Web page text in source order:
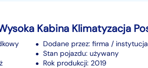
Dodane przez: firma / instytucja
Stan pojazdu: używany
Rok produkcji: 2019